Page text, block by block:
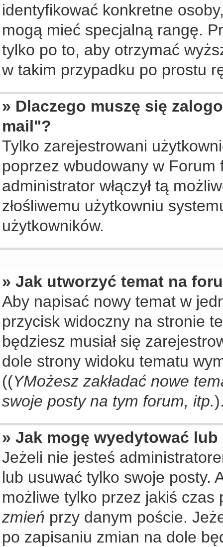
identyfikować konkretne
mogą mieć specjalną rangę.
tylko po to, aby otrzymać
w takim przypadku po prostu
» Dlaczego muszę się
mail"?
Tylko zarejestrowani
poprzez wbudowany w Forum
administrator włączył tą
złośliwemu użytkowniu
użytkowników.
» Jak utworzyć temat na
Aby napisać nowy temat w
przycisk widoczny na stronie
będziesz musiał się
dole strony widoku tematu
((YMożesz zakładać nowe
swoje posty na tym forum, itp.
» Jak mogę wyedytować
Jeżeli nie jesteś
lub usuwać tylko swoje posty.
możliwe tylko przez jakiś
zmień przy danym poście.
po zapisaniu zmian na dole